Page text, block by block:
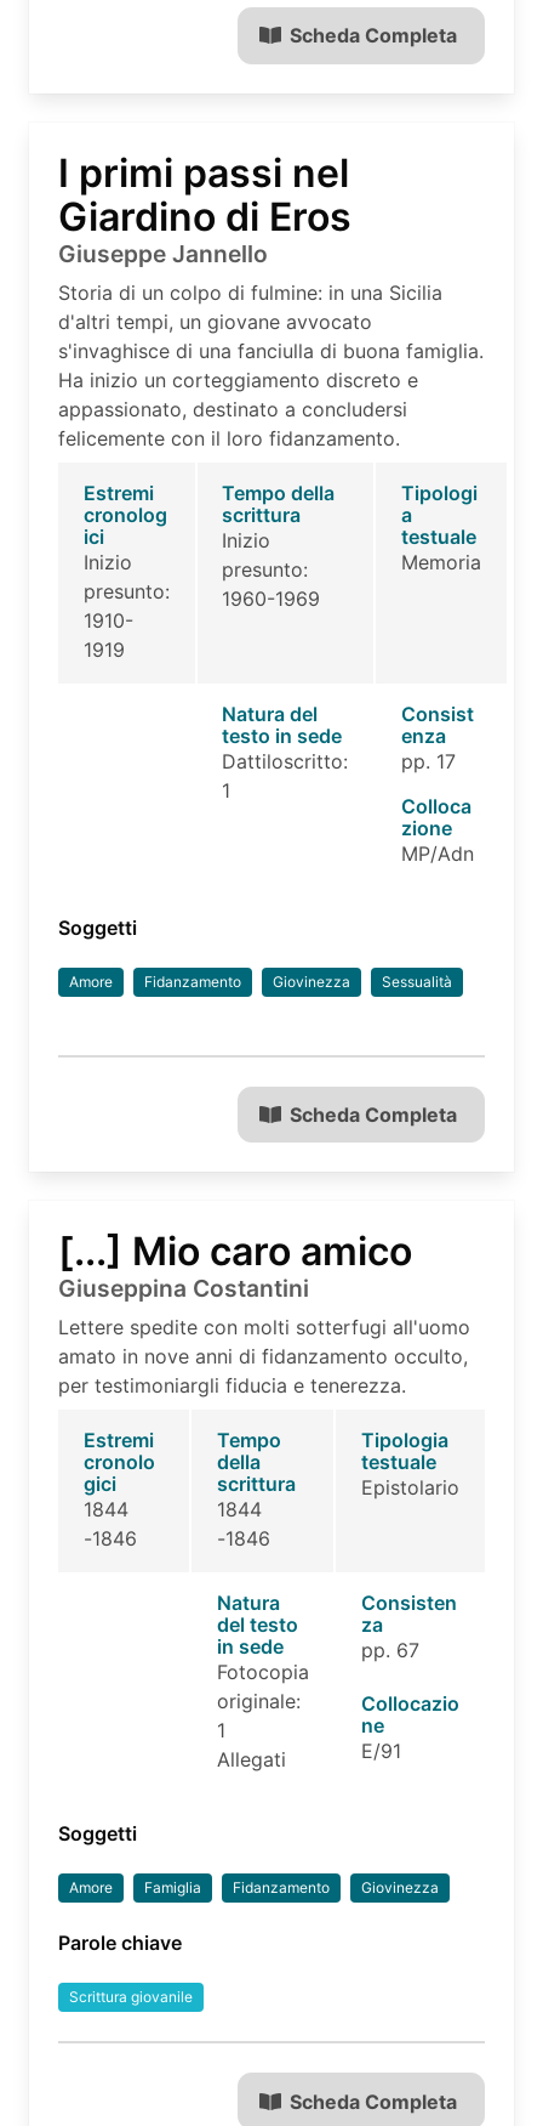
Scheda Completa
I primi passi nel
Giardino di Eros
Giuseppe Jannello
Storia di un colpo di fulmine: in una Sicilia
d'altri tempi, un giovane avvocato
s'invaghisce di una fanciulla di buona famiglia.
Ha inizio un corteggiamento discreto e
appassionato, destinato a concludersi
felicemente con il loro fidanzamento.
Estremi
cronolog
ici
Inizio
presunto:
1910-
1919
Tempo della
scrittura
Inizio
presunto:
1960-1969
Tipologi
a
testuale
Memoria
Natura del
testo in sede
Dattiloscritto:
1
Consist
enza
pp. 17
Colloca
zione
MP/Adn
Soggetti
Amore Fidanzamento Giovinezza Sessualità
Scheda Completa
[...] Mio caro amico
Giuseppina Costantini
Lettere spedite con molti sotterfugi all'uomo
amato in nove anni di fidanzamento occulto,
per testimoniargli fiducia e tenerezza.
Estremi
cronolo
gici
1844
-1846
Tempo
della
scrittura
1844
-1846
Tipologia
testuale
Epistolario
Natura
del testo
in sede
Fotocopia
originale:
1
Allegati
Consisten
za
pp. 67
Collocazio
ne
E/91
Soggetti
Amore Famiglia Fidanzamento Giovinezza
Parole chiave
Scrittura giovanile
Scheda Completa